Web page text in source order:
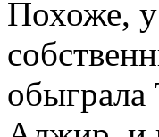
Похоже,
обыграла